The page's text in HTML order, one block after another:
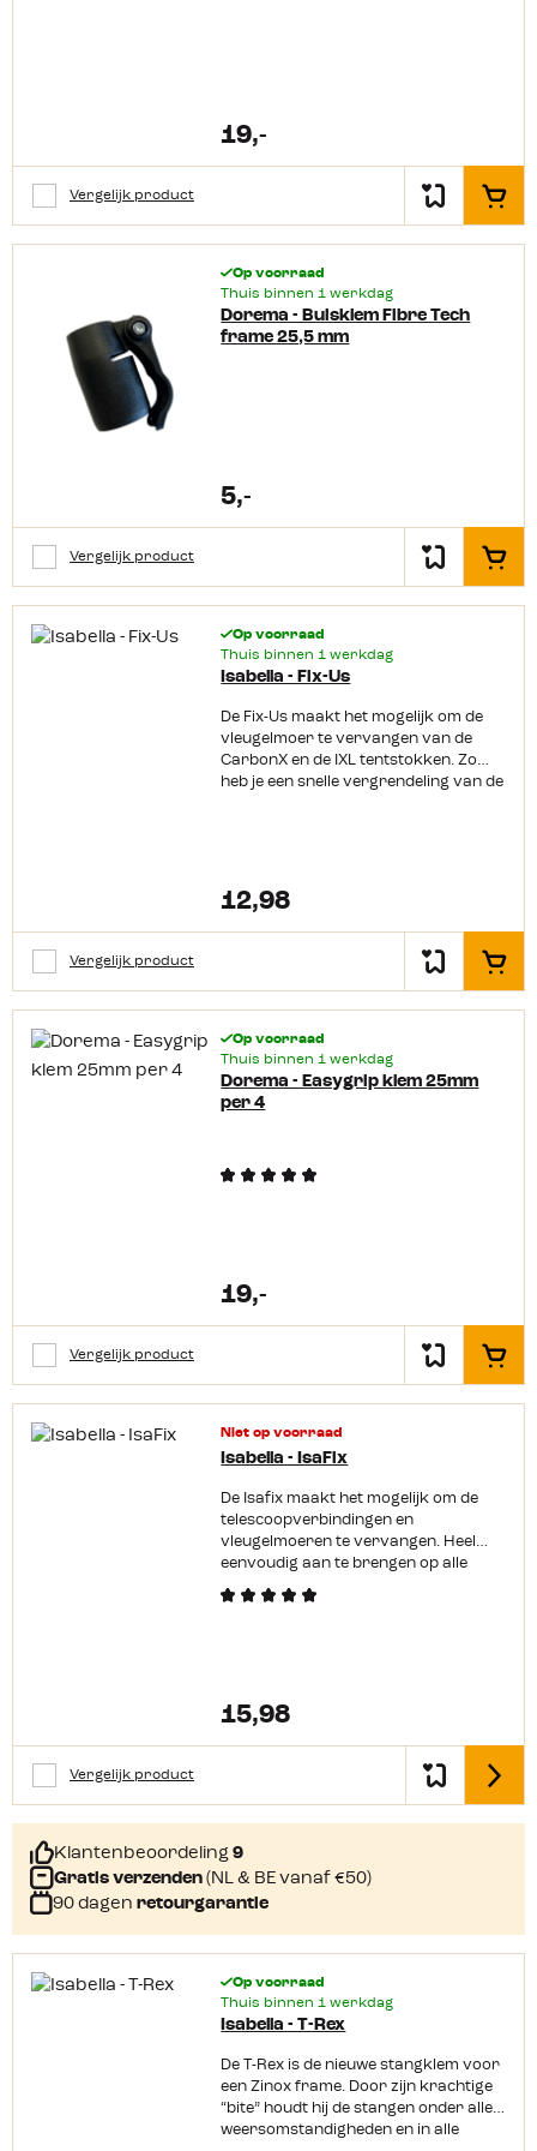
19,-
Vergelijk product In het
Op voorraad
Thuis binnen 1 werkdag
Dorema - Buisklem Fibre Tech
frame 25,5 mm
5,-
Vergelijk product In het
Op voorraad
Thuis binnen 1 werkdag
Isabella - Fix-Us
De Fix-Us maakt het mogelijk om de
vleugelmoer te vervangen van de
CarbonX en de IXL tentstokken. Zo
heb je een snelle vergrendeling van de
12,98
Vergelijk product In het
Op voorraad
Thuis binnen 1 werkdag
Dorema - Easygrip klem 25mm
per 4
19,-
Vergelijk product In het
Niet op voorraad
Isabella - IsaFix
De Isafix maakt het mogelijk om de
telescoopverbindingen en
vleugelmoeren te vervangen. Heel
eenvoudig aan te brengen op alle
glasfiber tentframes en zorgt ervoor
dat de stangen hun positie/stand
heeft. Met Isafix wordt het wel heel
15,98
Vergelijk product
Klantenbeoordeling 9
Gratis verzenden (NL & BE vanaf €50)
90 dagen retourgarantie
Op voorraad
Thuis binnen 1 werkdag
Isabella - T-Rex
De T-Rex is de nieuwe stangklem voor
een Zinox frame. Door zijn krachtige
“bite” houdt hij de stangen onder alle
weersomstandigheden en in alle